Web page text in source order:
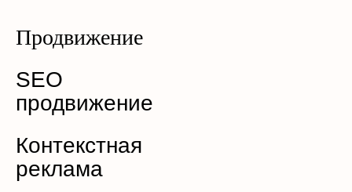
Продвижение
SEO
продвижение
Контекстная
реклама